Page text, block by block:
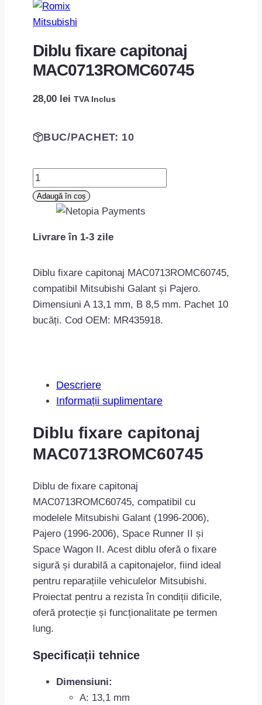
Mitsubishi
Diblu fixare capitonaj
MAC0713ROMC60745
28,00 lei TVA Inclus
BUC/PACHET: 10
Cantitate
Diblu
fixare
MAC0713ROMC60745
Adaugă în coș
Livrare în 1-3 zile
Diblu fixare capitonaj MAC0713ROMC60745,
compatibil Mitsubishi Galant și Pajero.
Dimensiuni A 13,1 mm, B 8,5 mm. Pachet 10
bucăți. Cod OEM: MR435918.
Descriere
Informații suplimentare
Diblu fixare capitonaj
MAC0713ROMC60745
Diblu de fixare capitonaj
MAC0713ROMC60745, compatibil cu
modelele Mitsubishi Galant (1996-2006),
Pajero (1996-2006), Space Runner II și
Space Wagon II. Acest diblu oferă o fixare
sigură și durabilă a capitonajelor, fiind ideal
pentru reparațiile vehiculelor Mitsubishi.
Proiectat pentru a rezista în condiții dificile,
oferă protecție și funcționalitate pe termen
lung.
Specificații tehnice
Dimensiuni:
A: 13,1 mm